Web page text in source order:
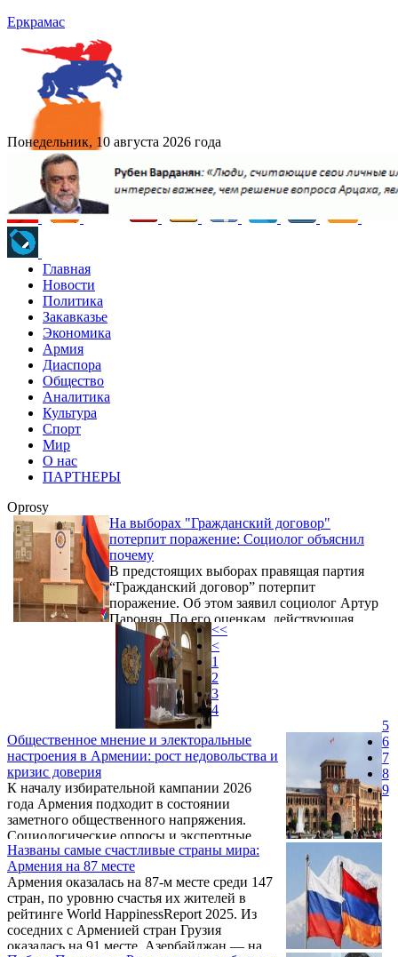
Еркрамас
Понедельник, 10 августа 2026 года
Главная
Новости
Политика
Закавказье
Экономика
Армия
Диаспора
Общество
Аналитика
Культура
Спорт
Мир
О нас
ПАРТНЕРЫ
Oprosy
На выборах "Гражданский договор"
потерпит поражение: Социолог объяснил
почему
В предстоящих выборах правящая партия
“Гражданский договор” потерпит
поражение. Об этом заявил социолог Артур
Паронян. По его оценкам, действующая
власть вряд ли сможет преодолеть отметку в
40% голосов, а более реалистичным
сценарием является результат в пределах
34–36%. При этом Паронян подчеркивает,
что точные показатели оппозиции сегодня
определить невозможно. Причина, по его
словам, заключается в атмосфере страха,
которая влияет на результаты
социологических опросов. Социолог
Общественное мнение и электоральные
настроения в Армении: рост недовольства и
кризис доверия
К началу избирательной кампании 2026
года Армения подходит в состоянии
заметного общественного напряжения.
Социологические опросы и экспертные
оценки фиксируют устойчивую тенденцию:
уровень доверия к власти снижается, а доля
граждан, недовольных текущим курсом,
остается высокой.
Названы самые счастливые страны мира:
Армения на 87 месте
Армения оказалась на 87-м месте среди 147
стран, по уровню счастья их жителей в
рейтинге World HappinessReport 2025. Из
соседних с Арменией стран Грузия
оказалась на 91 месте, Азербайджан — на
<<
<
1
2
3
4
5
6
7
8
9